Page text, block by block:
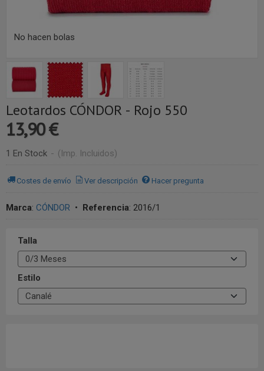
No hacen bolas
Leotardos CÓNDOR - Rojo 550
13,90 €
1 En Stock - (Imp. Incluidos)
Costes de envío Ver descripción Hacer pregunta
Marca: CÓNDOR • Referencia: 2016/1
Talla
Estilo